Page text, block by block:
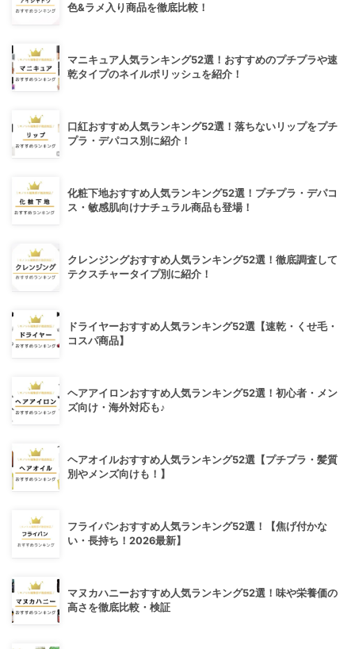
色&ラメ入り商品を徹底比較！
マニキュア人気ランキング52選！おすすめのプチプラや速
乾タイプのネイルポリッシュを紹介！
口紅おすすめ人気ランキング52選！落ちないリップをプチ
プラ・デパコス別に紹介！
化粧下地おすすめ人気ランキング52選！プチプラ・デパコ
ス・敏感肌向けナチュラル商品も登場！
クレンジングおすすめ人気ランキング52選！徹底調査して
テクスチャータイプ別に紹介！
ドライヤーおすすめ人気ランキング52選【速乾・くせ毛・
コスパ商品】
ヘアアイロンおすすめ人気ランキング52選！初心者・メン
ズ向け・海外対応も♪
ヘアオイルおすすめ人気ランキング52選【プチプラ・髪質
別やメンズ向けも！】
フライパンおすすめ人気ランキング52選！【焦げ付かな
い・長持ち！2026最新】
マヌカハニーおすすめ人気ランキング52選！味や栄養価の
高さを徹底比較・検証